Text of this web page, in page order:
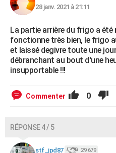
28 janv. 2021 à 21:11
La partie arrière du frigo a
fonctionne très bien, le frigo
et laissé degivre toute une
débranchant au bout d'une
insupportable !!!
Commenter 0
RÉPONSE 4 / 5
stf_jpd87 29 679